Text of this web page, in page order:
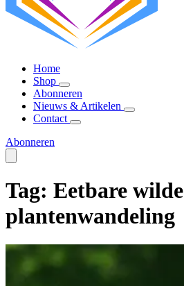
Home
Shop
Abonneren
Nieuws & Artikelen
Contact
Abonneren
Tag: Eetbare wilde
plantenwandeling